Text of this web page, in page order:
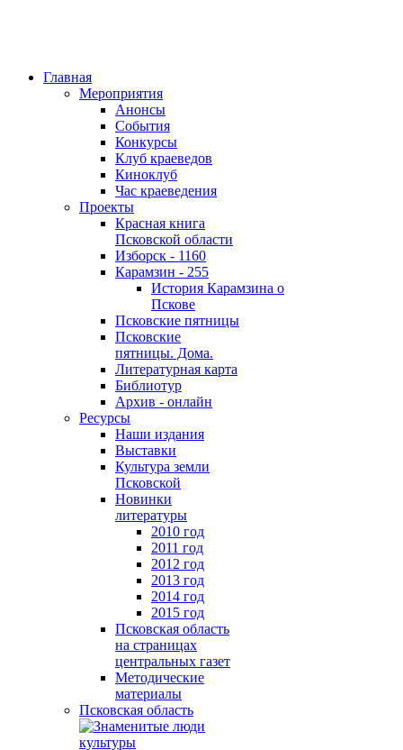
Главная
Мероприятия
Анонсы
События
Конкурсы
Клуб краеведов
Киноклуб
Час краеведения
Проекты
Красная книга
Псковской области
Изборск - 1160
Карамзин - 255
История Карамзина о
Пскове
Псковские пятницы
Псковские
пятницы. Дома.
Литературная карта
Библиотур
Архив - онлайн
Ресурсы
Наши издания
Выставки
Культура земли
Псковской
Новинки
литературы
2010 год
2011 год
2012 год
2013 год
2014 год
2015 год
Псковская область
на страницах
центральных газет
Методические
материалы
Псковская область